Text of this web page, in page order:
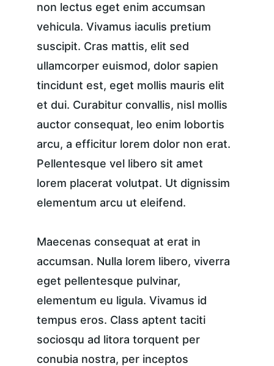
non lectus eget enim accumsan
vehicula. Vivamus iaculis pretium
suscipit. Cras mattis, elit sed
ullamcorper euismod, dolor sapien
tincidunt est, eget mollis mauris elit
et dui. Curabitur convallis, nisl mollis
auctor consequat, leo enim lobortis
arcu, a efficitur lorem dolor non erat.
Pellentesque vel libero sit amet
lorem placerat volutpat. Ut dignissim
elementum arcu ut eleifend.
Maecenas consequat at erat in
accumsan. Nulla lorem libero, viverra
eget pellentesque pulvinar,
elementum eu ligula. Vivamus id
tempus eros. Class aptent taciti
sociosqu ad litora torquent per
conubia nostra, per inceptos